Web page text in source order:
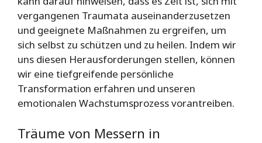
vergangenen Traumata auseinanderzusetzen
und geeignete Maßnahmen zu ergreifen, um
sich selbst zu schützen und zu heilen. Indem wir
uns diesen Herausforderungen stellen, können
wir eine tiefgreifende persönliche
Transformation erfahren und unseren
emotionalen Wachstumsprozess vorantreiben.
Träume von Messern in